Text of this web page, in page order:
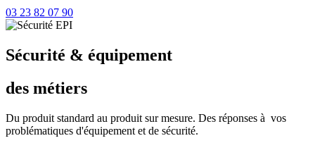
03 23 82 07 90
Sécurité & équipement
des métiers
Du produit standard au produit sur mesure. Des réponses à vos
problématiques d'équipement et de sécurité.